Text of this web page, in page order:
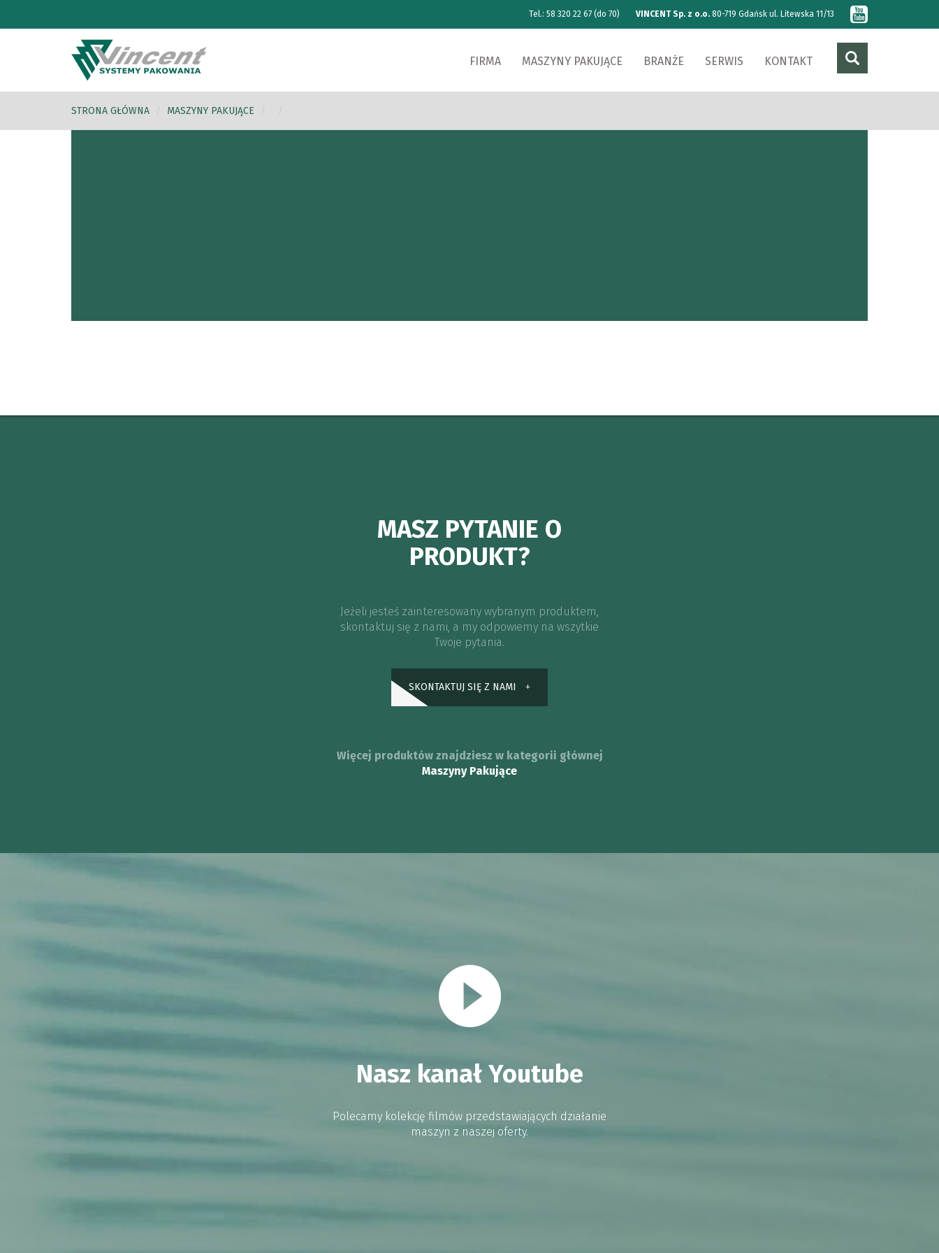
Tel.: 58 320 22 67 (do 70) VINCENT Sp. z o.o. 80-719 Gdańsk ul. Litewska 11/13
FIRMA MASZYNY PAKUJĄCE BRANŻE SERWIS KONTAKT
STRONA GŁÓWNA MASZYNY PAKUJĄCE
MASZ PYTANIE O
PRODUKT?
Jeżeli jesteś zainteresowany wybranym produktem,
skontaktuj się z nami, a my odpowiemy na wszytkie
Twoje pytania.
SKONTAKTUJ SIĘ Z NAMI
Więcej produktów znajdziesz w kategorii głównej
Maszyny Pakujące
Nasz kanał Youtube
Polecamy kolekcję filmów przedstawiających działanie
maszyn z naszej oferty.